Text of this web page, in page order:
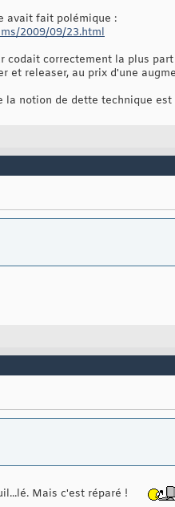
avait fait polémique :
2009/09/23.html
codait correctement la plus
et releaser, au prix d'une
notion de dette technique est
Mais c'est réparé !